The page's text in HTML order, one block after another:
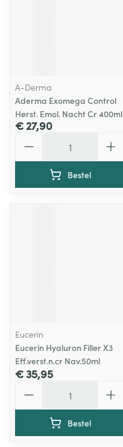
A-Derma
Aderma Exomega Control
Herst. Emol. Nacht Cr 400ml
€ 27,90
Bestel
Eucerin
Eucerin Hyaluron Filler X3
Eff.verst.n.cr Nav.50ml
€ 35,95
Bestel